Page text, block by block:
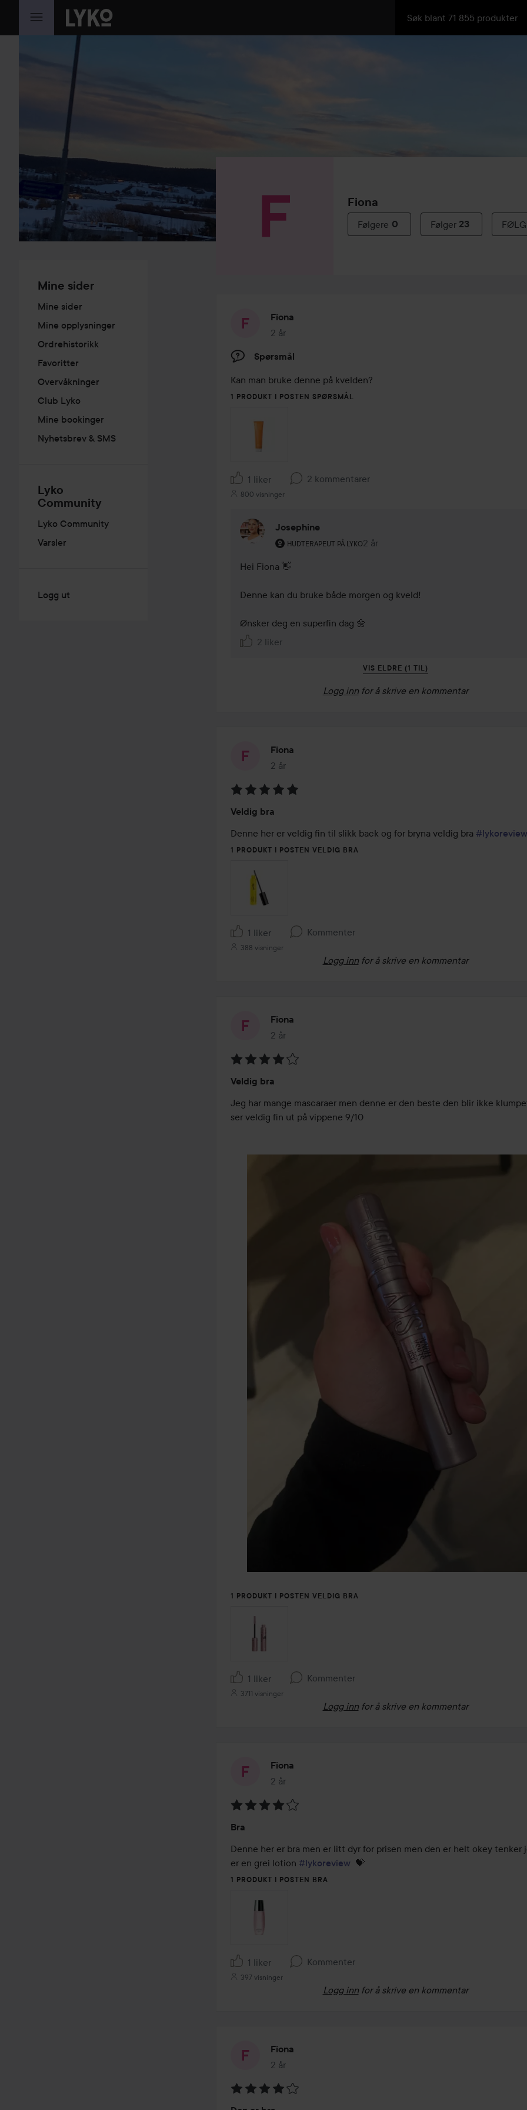
GÅ TIL INNHOLD
Mine sider
Mine sider
Mine opplysninger
Ordrehistorikk
Favoritter
Overvåkninger
Club Lyko
Mine bookinger
Nyhetsbrev & SMS
Lyko
Community
Lyko Community
Varsler
Logg ut
Fiona
Følgere 0 Følger 23 FØLG
Fiona
2 år
Innlegget ble opprettet 2 år
Spørsmål
Kan man bruke denne på kvelden?
1 PRODUKT I POSTEN SPØRSMÅL
1 liker 2 kommentarer
800 visninger
Josephine
HUDTERAPEUT PÅ LYKO
Brukerens rolle: Hudterapeut på Lyko.
2 år
Kommentaren lades 2 år
Hei Fiona 👋
Denne kan du bruke både morgen og kveld!
2 liker
VIS ELDRE (1 TIL)
Logg inn for å skrive en kommentar
Fiona
2 år
Innlegget ble opprettet 2 år
5
av
5
Veldig bra
Denne her er veldig fin til slikk back og for bryna veldig bra #lykoreview
1 PRODUKT I POSTEN VELDIG BRA
1 liker Kommenter
388 visninger
Logg inn for å skrive en kommentar
Fiona
2 år
Innlegget ble opprettet 2 år
4
av
5
Veldig bra
Jeg har mange mascaraer men denne er den beste den blir ikke
ser veldig fin ut på vippene 9/10
1 PRODUKT I POSTEN VELDIG BRA
1 liker Kommenter
3711 visninger
Logg inn for å skrive en kommentar
Fiona
2 år
Innlegget ble opprettet 2 år
4
av
5
Bra
Denne her er bra men er litt dyr for prisen men den er helt okey tenker
er en grei lotion #lykoreview
  💝
1 PRODUKT I POSTEN BRA
1 liker Kommenter
397 visninger
Logg inn for å skrive en kommentar
Fiona
2 år
Innlegget ble opprettet 2 år